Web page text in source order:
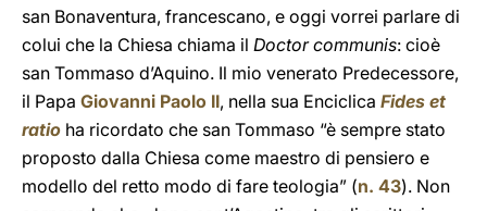
san Bonaventura, francescano, e oggi vorrei parlare di
colui che la Chiesa chiama il Doctor communis: cioè
san Tommaso d’Aquino. Il mio venerato Predecessore,
il Papa Giovanni Paolo II, nella sua Enciclica Fides et
ratio ha ricordato che san Tommaso “è sempre stato
proposto dalla Chiesa come maestro di pensiero e
modello del retto modo di fare teologia” (n. 43). Non